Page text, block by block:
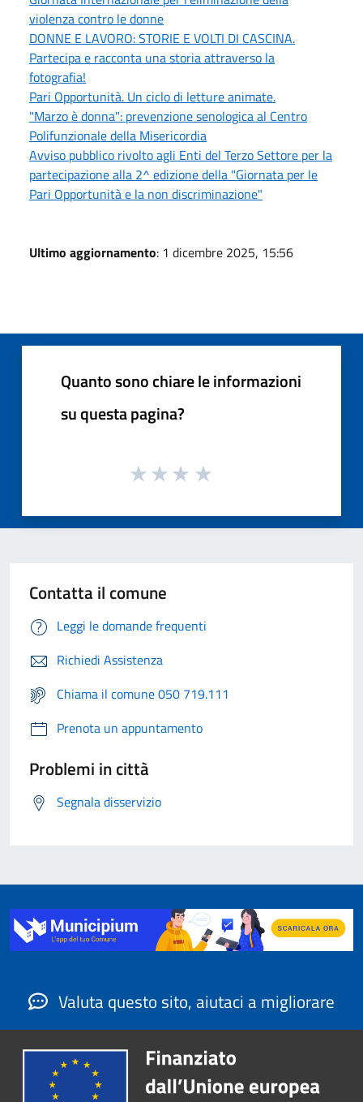
violenza contro le donne
DONNE E LAVORO: STORIE E VOLTI DI CASCINA.
Partecipa e racconta una storia attraverso la
fotografia!
Pari Opportunità. Un ciclo di letture animate.
"Marzo è donna": prevenzione senologica al Centro
Polifunzionale della Misericordia
Avviso pubblico rivolto agli Enti del Terzo Settore per la
partecipazione alla 2^ edizione della "Giornata per le
Pari Opportunità e la non discriminazione"
Ultimo aggiornamento: 1 dicembre 2025, 15:56
Quanto sono chiare le informazioni
su questa pagina?
Contatta il comune
Leggi le domande frequenti
Richiedi Assistenza
Chiama il comune 050 719.111
Prenota un appuntamento
Problemi in città
Segnala disservizio
Valuta questo sito, aiutaci a migliorare